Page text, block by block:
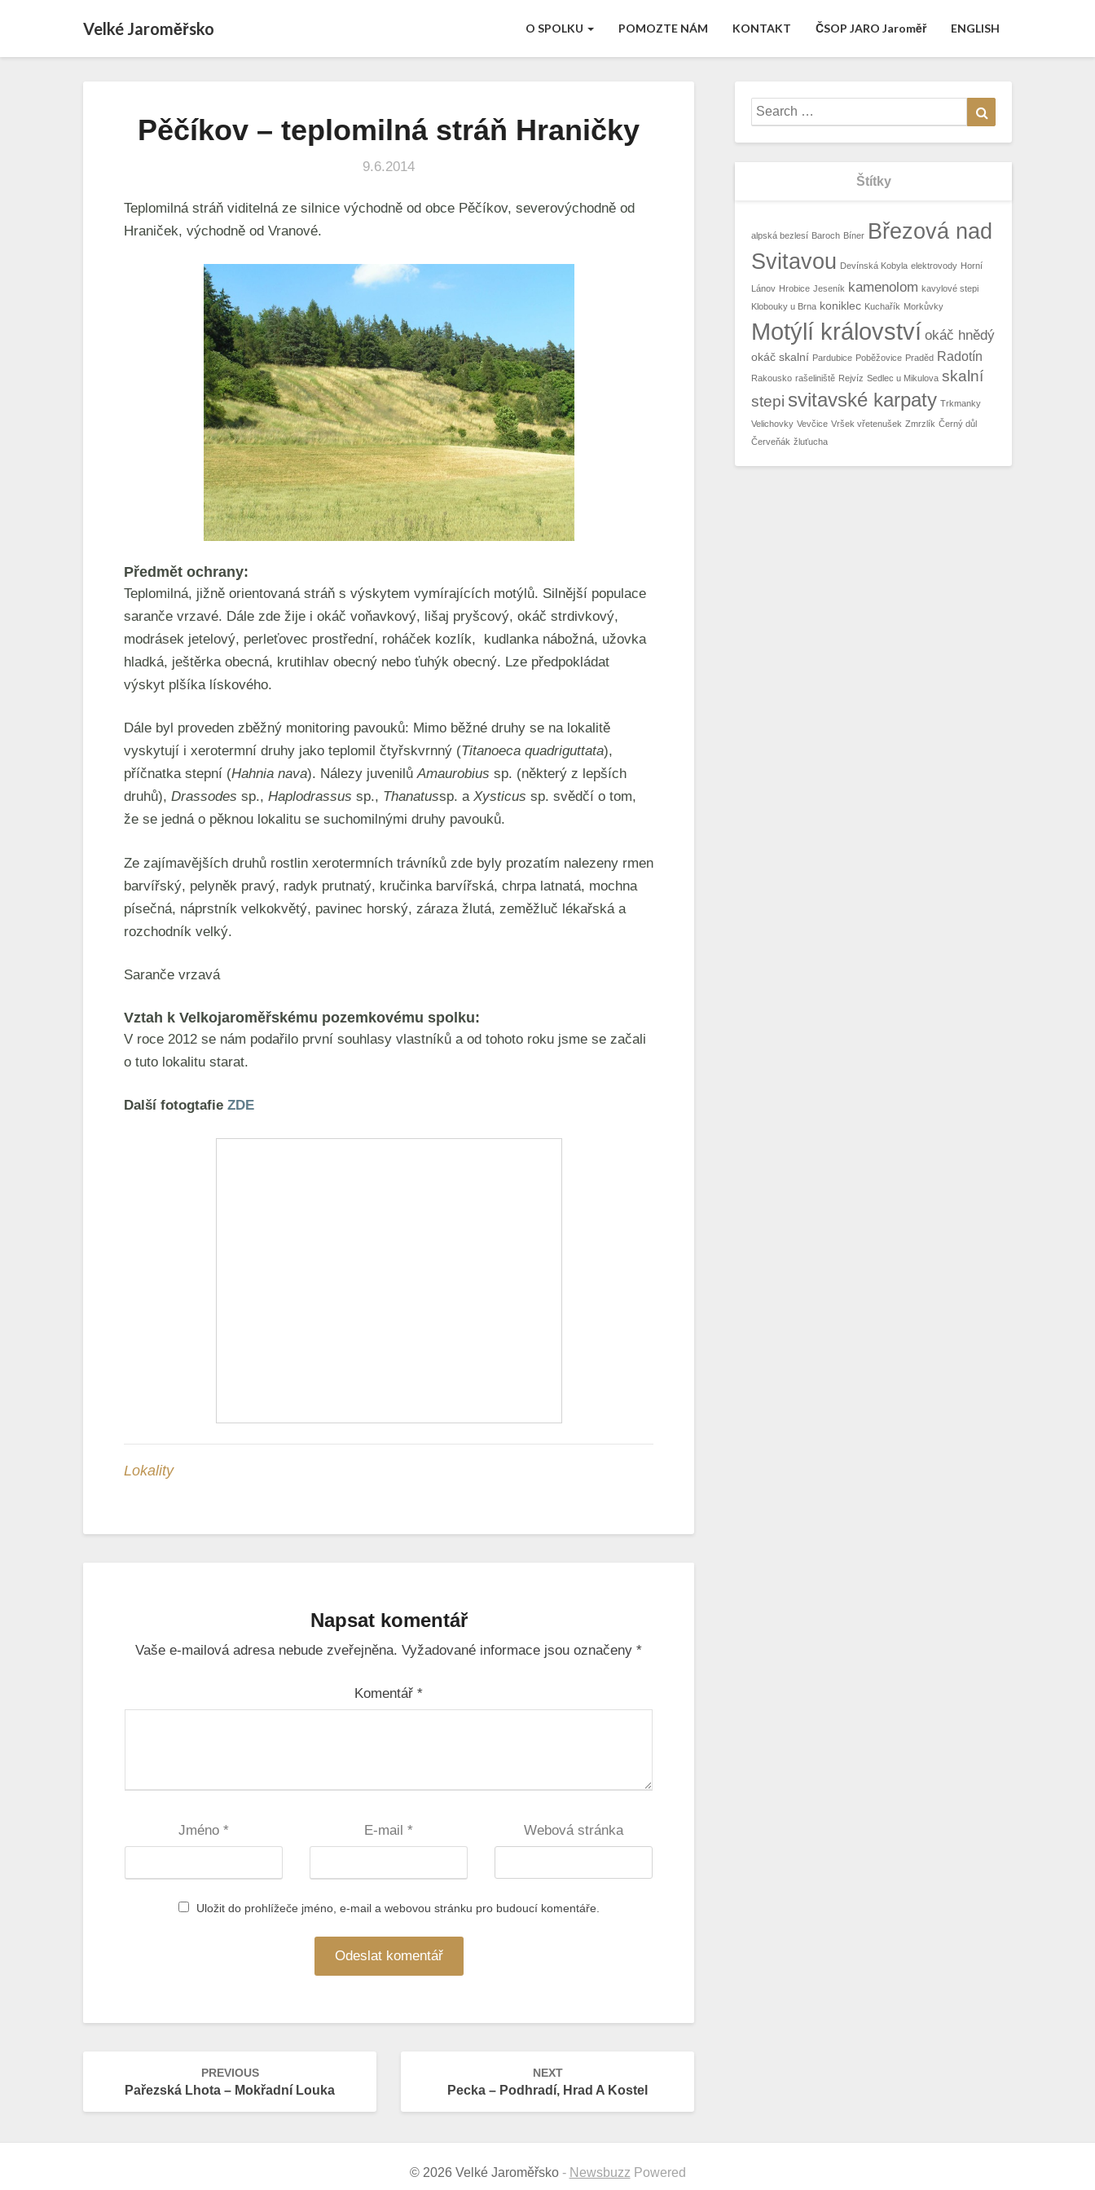
Velké Jaroměřsko O SPOLKU POMOZTE NÁM KONTAKT ČSOP JARO Jaroměř ENGLISH
Pěčíkov
–
teplomilná
Hraničky
Pěčíkov – teplomilná stráň Hraničky
9.6.2014
Teplomilná stráň viditelná ze silnice východně od obce Pěčíkov, severovýchodně od
Hraniček, východně od Vranové.
Předmět ochrany:
Teplomilná, jižně orientovaná stráň s výskytem vymírajících motýlů. Silnější populace
saranče vrzavé. Dále zde žije i okáč voňavkový, lišaj pryšcový, okáč strdivkový,
modrásek jetelový, perleťovec prostřední, roháček kozlík, kudlanka nábožná, užovka
hladká, ještěrka obecná, krutihlav obecný nebo ťuhýk obecný. Lze předpokládat
výskyt plšíka lískového.
Dále byl proveden zběžný monitoring pavouků: Mimo běžné druhy se na lokalitě
vyskytují i xerotermní druhy jako teplomil čtyřskvrnný (Titanoeca quadriguttata),
příčnatka stepní (Hahnia nava). Nálezy juvenilůAmaurobius sp. (některý z lepších
druhů), Drassodes sp., Haplodrassus sp., Thanatussp. a Xysticus sp. svědčí o tom,
že se jedná o pěknou lokalitu se suchomilnými druhy pavouků.
Ze zajímavějších druhů rostlin xerotermních trávníků zde byly prozatím nalezeny rmen
barvířský, pelyněk pravý, radyk prutnatý, kručinka barvířská, chrpa latnatá, mochna
písečná, náprstník velkokvětý, pavinec horský, záraza žlutá, zeměžluč lékařská a
rozchodník velký.
Saranče vrzavá
Vztah k Velkojaroměřskému pozemkovému spolku:
V roce 2012 se nám podařilo první souhlasy vlastníků a od tohoto roku jsme se začali
o tuto lokalitu starat.
Další fotogtafie ZDE
Lokality
Napsat komentář
Vaše e-mailová adresa nebude zveřejněna. Vyžadované informace jsou označeny *
Komentář *
Jméno* E-mail * Webová stránka
Uložit do prohlížeče jméno, e-mail a webovou stránku pro budoucí komentáře.
navigation
PREVIOUS
Pařezská Lhota – Mokřadní Louka
NEXT
Pecka – Podhradí, Hrad A Kostel
Search
for:
Štítky
alpská bezlesí Baroch Bíner Březová nad
Svitavou Devínská Kobyla elektrovody Horní
Lánov Hrobice Jeseník kamenolom kavylové stepi
Klobouky u Brna koniklec Kuchařík Morkůvky
Motýlí království okáč hnědý
okáč skalní Pardubice Poběžovice Praděd Radotín
Rakousko rašeliniště Rejvíz Sedlec u Mikulova skalní
stepi svitavské karpaty Trkmanky
Velichovky Vevčice Vršek vřetenušek Zmrzlík Černý důl
Červeňák žluťucha
© 2026 Velké Jaroměřsko - Newsbuzz Powered